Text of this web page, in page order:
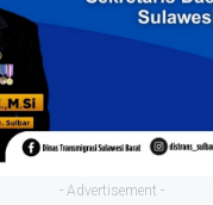
- Advertisement -